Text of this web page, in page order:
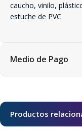
caucho, vinilo,
estuche de PVC
Medio de Pago
Productos